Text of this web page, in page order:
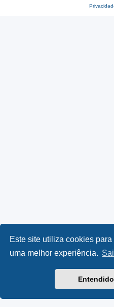
Este site utiliza cookies
uma melhor experiência.